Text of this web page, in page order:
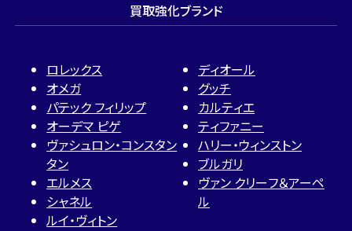
買取強化ブランド
ロレックス
オメガ
パテック フィリップ
オーデマ ピゲ
ヴァシュロン・コンスタン
タン
エルメス
シャネル
ルイ・ヴィトン
ディオール
グッチ
カルティエ
ティファニー
ハリー・ウィンストン
ブルガリ
ヴァン クリーフ＆アーペ
ル